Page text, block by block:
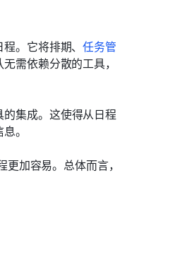
程。它将排期、任务管
需依赖分散的工具，
集成。这使得从日程
。
加容易。总体而言，